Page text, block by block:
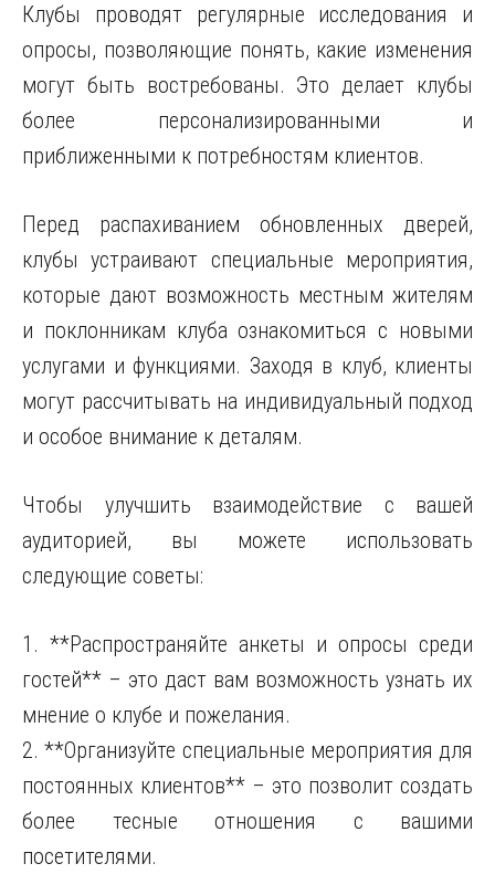
Клубы проводят регулярные исследования и
опросы, позволяющие понять, какие изменения
могут быть востребованы. Это делает клубы
более персонализированными и
приближенными к потребностям клиентов.
Перед распахиванием обновленных дверей,
клубы устраивают специальные мероприятия,
которые дают возможность местным жителям
и поклонникам клуба ознакомиться с новыми
услугами и функциями. Заходя в клуб, клиенты
могут рассчитывать на индивидуальный подход
и особое внимание к деталям.
Чтобы улучшить взаимодействие с вашей
аудиторией, вы можете использовать
следующие советы:
1. **Распространяйте анкеты и опросы среди
гостей** – это даст вам возможность узнать их
мнение о клубе и пожелания.
2. **Организуйте специальные мероприятия для
постоянных клиентов** – это позволит создать
более тесные отношения с вашими
посетителями.